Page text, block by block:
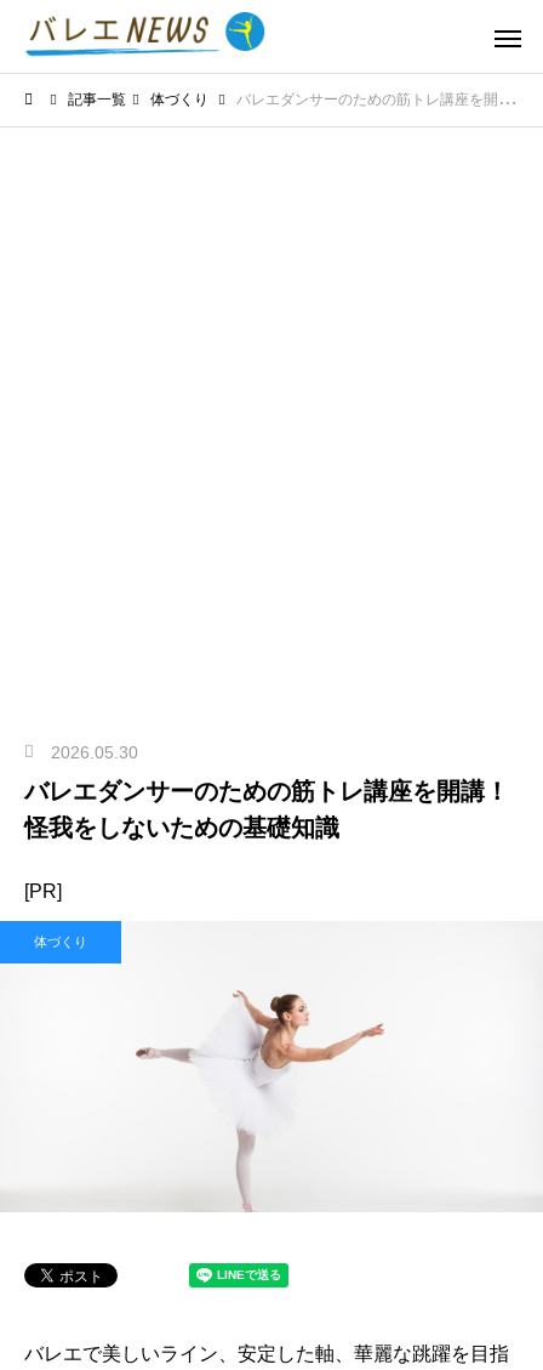
記事一覧 体づくり バレエダンサーのための筋トレ講座を開講！怪我をしないための基礎知識
2026.05.30
バレエダンサーのための筋トレ講座を開講！
怪我をしないための基礎知識
[PR]
体づくり
バレエで美しいライン、安定した軸、華麗な跳躍を目指